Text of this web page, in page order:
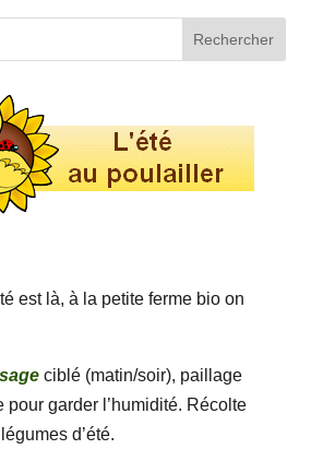
est là, à la petite ferme bio on
ciblé (matin/soir), paillage
pour garder l’humidité. Récolte
d’été.